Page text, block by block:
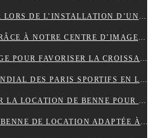
LES ERREURS À ÉVITER LORS DE L’INSTALLATION D’UNE NOUVELLE TOITURE
DIAGNOSTIC PRÉCIS GRÂCE À NOTRE CENTRE D’IMAGERIE ET SCANNER MODERNE
TECHNIQUES D’ÉLAGAGE POUR FAVORISER LA CROISSANCE DES ARBRES
1XBET : LE LEADER MONDIAL DES PARIS SPORTIFS EN LIGNE GRÂCE À UNE PLATEFORME CONVIVIALE ET UNE DIVERSITÉ DE MARCHÉS
POURQUOI OPTER POUR LA LOCATION DE BENNE POUR VOS PROJETS DE CONSTRUCTION?
COMMENT CHOISIR LA BENNE DE LOCATION ADAPTÉE À VOS BESOINS?